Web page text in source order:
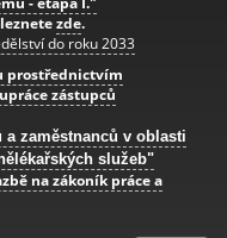
zde.
do roku 2033
prostřednictvím
zástupců
a zaměstnanců v oblasti
služeb"
na zákoník práce a